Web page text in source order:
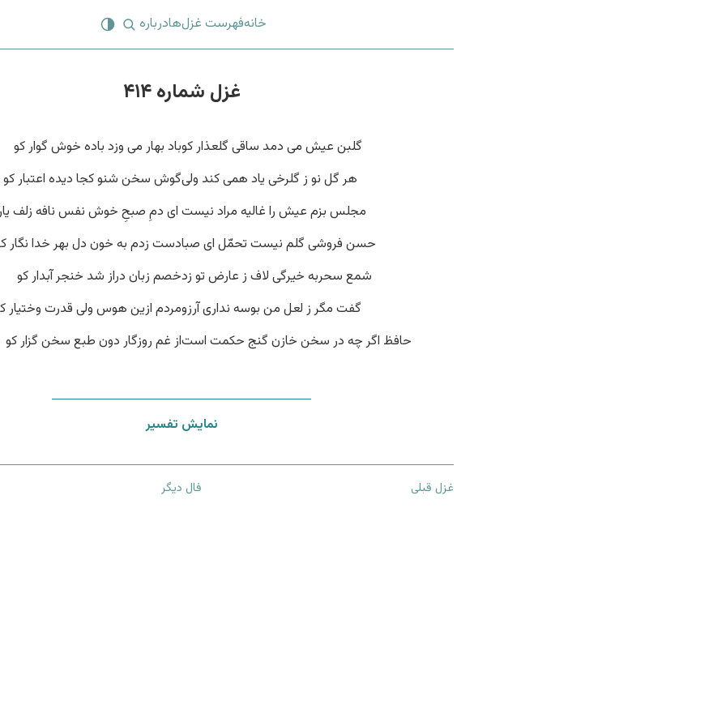
خانهفهرست غزل‌هادرباره
غزل شماره ۴۱۴
گلبن عیش می دمد ساقی گلعذار کوباد بهار می وزد باده خوش گوار کو
هر گل نو ز گلرخی یاد همی کند ولیگوش سخن شنو کجا دیده اعتبار کو
مجلس بزم عیش را غالیه مراد نیست ای دمِ صبحِ خوش نفس نافه زلف
حسن فروشی گلم نیست تحمّل ای صبادست زدم به خون دل بهر خدا نگار
شمع سحربه خیرگی لاف ز عارض تو زدخصم زبان دراز شد خنجر آبدار کو
گفت مگر ز لعل من بوسه نداری آرزومردم ازین هوس ولی قدرت وختیار
حافظ اگر چه در سخن خازن گنج حکمت استاز غم روزگار دون طبع سخن گزار کو
نمایش تفسیر
غزل قبلی فال دیگر